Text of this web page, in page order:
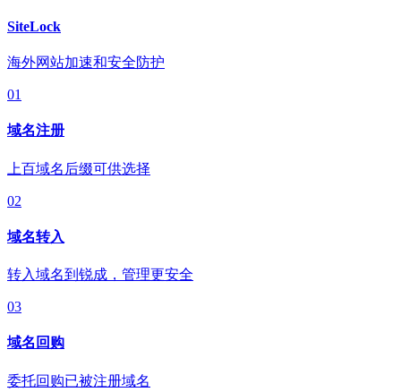
SiteLock
海外网站加速和安全防护
01
域名注册
上百域名后缀可供选择
02
域名转入
转入域名到锐成，管理更安全
03
域名回购
委托回购已被注册域名